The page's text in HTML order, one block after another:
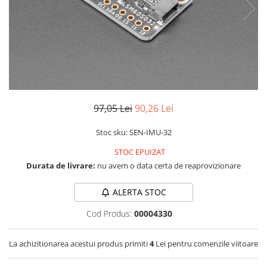
RS-232
RS-485
RTC
Telecomenzi
Motor 25D
Motor 37D
Motoreductor plastic
Stepper
Tamiya
Servomotoare
Suruburi, Piulite, Conectare
Micro:bit
Nvidia
Olinuxino
Photon
Platforme de dezvoltare
Thing
PIR
Radar
Sonar
Sunet
97,05 Lei90,26 Lei
Stoc sku: SEN-IMU-32
STOC EPUIZAT
Durata de livrare: nu avem o data certa de reaprovizionare
ALERTA STOC
Cod Produs: 00004330
La achizitionarea acestui produs primiti4Lei pentru comenzile viitoare